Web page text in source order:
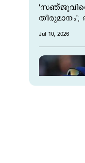
തീരുമാനം';
Jul 10, 2026